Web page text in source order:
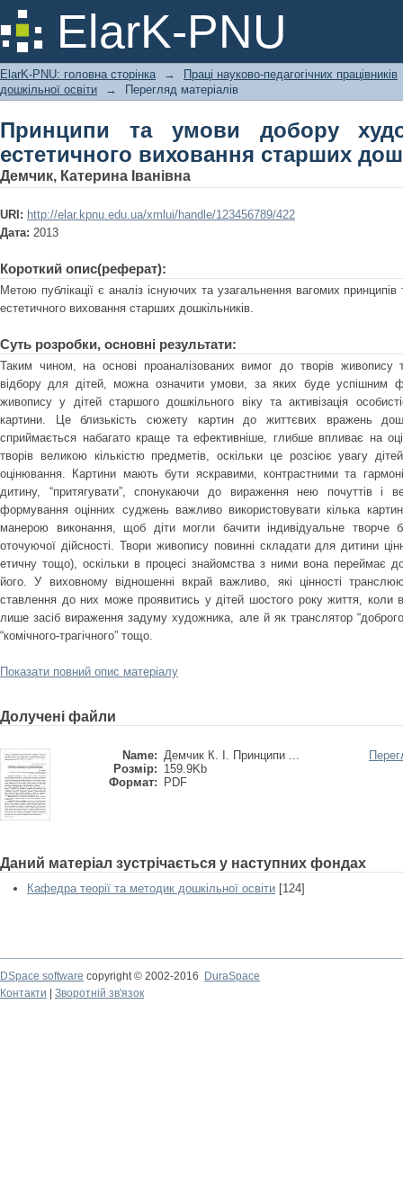
ElarK-PNU
Принципи та умови добору
старших дошкільників
ElarK-PNU: головна сторінка →
Праці науково-педагогічних працівників
дошкільної освіти
→ Перегляд матеріалів
Принципи та умови добору
естетичного виховання старших
Демчик, Катерина Іванівна
URI: http://elar.kpnu.edu.ua/xmlui/handle/123456789/422
Дата: 2013
Короткий опис(реферат):
Метою публікації є аналіз існуючих та узагальнення вагомих
естетичного виховання старших дошкільників.
Суть розробки, основні результати:
Таким чином, на основі проаналізованих вимог до творів живопису
відбору для дітей, можна означити умови, за яких буде успішним
живопису у дітей старшого дошкільного віку та активізація
картини. Це близькість сюжету картин до життєвих вражень
сприймається набагато краще та ефективніше, глибше впливає на
творів великою кількістю предметів, оскільки це розсіює увагу
оцінювання. Картини мають бути яскравими, контрастними та
дитину, “притягувати”, спонукаючи до вираження нею почуттів і
формування оцінних суджень важливо використовувати кілька
манерою виконання, щоб діти могли бачити індивідуальне творче
оточуючої дійсності. Твори живопису повинні складати для дитини
етичну тощо), оскільки в процесі знайомства з ними вона переймає
його. У виховному відношенні вкрай важливо, які цінності
ставлення до них може проявитись у дітей шостого року життя, коли
лише засіб вираження задуму художника, але й як транслятор “доброго-
“комічного-трагічного” тощо.
Показати повний опис матеріалу
Долучені файли
Name: Демчик К. І. Принципи ...
Розмір: 159.9Kb
Формат:
PDF
Даний матеріал зустрічається у наступних фондах
Кафедра теорії та методик дошкільної освіти [124]
DSpace software copyright © 2002-2016
DuraSpace
Контакти
Зворотній зв'язок